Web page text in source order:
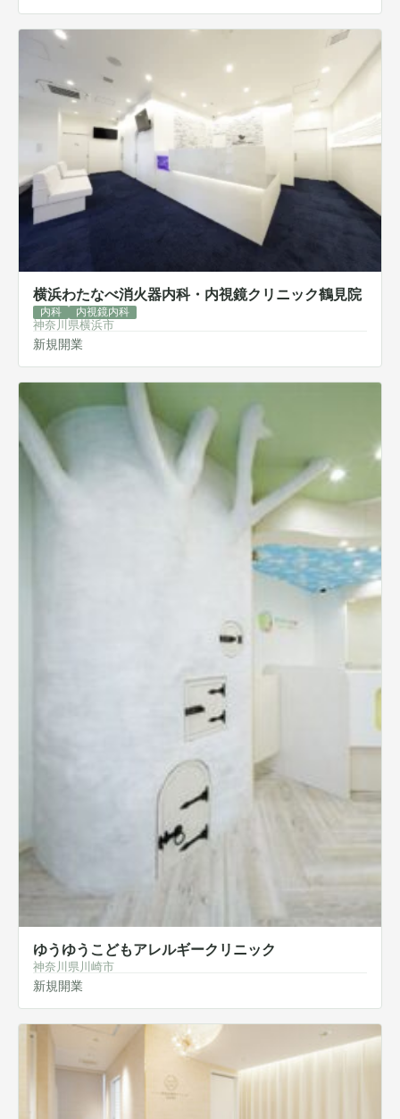
横浜わたなべ消火器内科・内視鏡クリニック鶴見院
内科 内視鏡内科
神奈川県横浜市
新規開業
ゆうゆうこどもアレルギークリニック
神奈川県川崎市
新規開業